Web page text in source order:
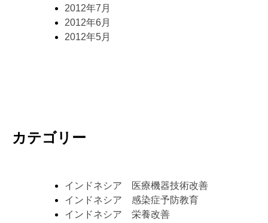
2012年7月
2012年6月
2012年5月
カテゴリー
インドネシア 医療機器技術改善
インドネシア 感染症予防教育
インドネシア 栄養改善